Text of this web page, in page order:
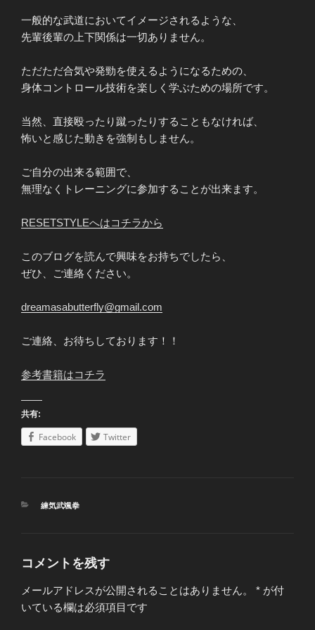
一般的な武道においてイメージされるような、
先輩後輩の上下関係は一切ありません。
ただただ合気や発勁を使えるようになるための、
身体コントロール技術を楽しく学ぶための場所です。
当然、直接殴ったり蹴ったりすることもなければ、
怖いと感じた動きを強制もしません。
ご自分の出来る範囲で、
無理なくトレーニングに参加することが出来ます。
RESETSTYLEへはコチラから
このブログを読んで興味をお持ちでしたら、
ぜひ、ご連絡ください。
dreamasabutterfly@gmail.com
ご連絡、お待ちしております！！
参考書籍はコチラ
共有:
Facebook Twitter
カ
ー
練気武颯拳
コメントを残す
メールアドレスが公開されることはありません。 * が付
いている欄は必須項目です